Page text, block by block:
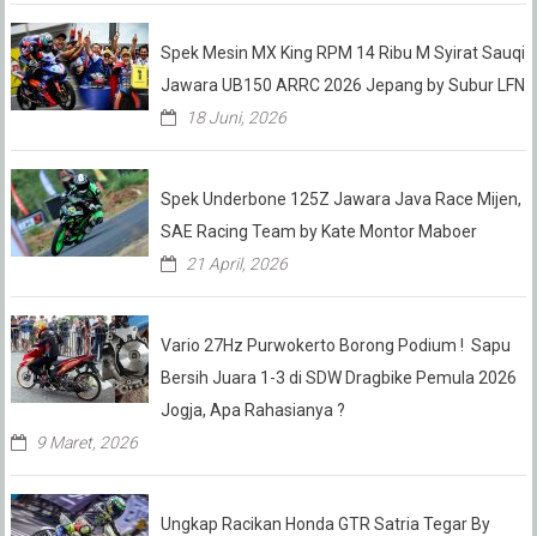
Spek Mesin MX King RPM 14 Ribu M Syirat Sauqi
Jawara UB150 ARRC 2026 Jepang by Subur LFN
18 Juni, 2026
Spek Underbone 125Z Jawara Java Race Mijen,
SAE Racing Team by Kate Montor Maboer
21 April, 2026
Vario 27Hz Purwokerto Borong Podium ! Sapu
Bersih Juara 1-3 di SDW Dragbike Pemula 2026
Jogja, Apa Rahasianya ?
9 Maret, 2026
Ungkap Racikan Honda GTR Satria Tegar By